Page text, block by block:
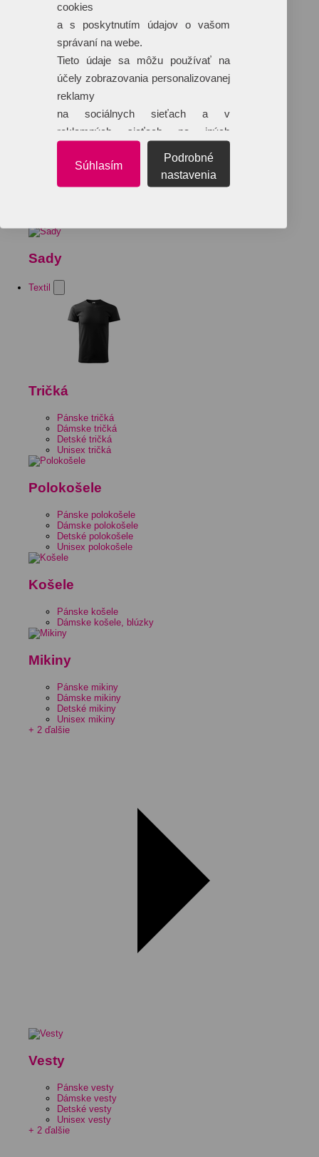
Sady
Textil
Tričká
Pánske tričká
Dámske tričká
Detské tričká
Unisex tričká
Polokošele
Pánske polokošele
Dámske polokošele
Detské polokošele
Unisex polokošele
Košele
Pánske košele
Dámske košele, blúzky
Mikiny
Pánske mikiny
Dámske mikiny
Detské mikiny
Unisex mikiny
+ 2 ďalšie
Vesty
Pánske vesty
Dámske vesty
Detské vesty
Unisex vesty
+ 2 ďalšie
cookies
a s poskytnutím údajov o vašom
správaní na webe.
Tieto údaje sa môžu používať na
účely zobrazovania personalizovanej
reklamy
na sociálnych sieťach a v
reklamných sieťach na iných
Súhlasím
Podrobné
nastavenia